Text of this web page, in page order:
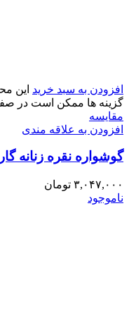
افزودن به سبد خرید این
گزینه ها ممکن است در
مقایسه
افزودن به علاقه مندی
گوشواره نقره زنانه
۳,۰۴۷,۰۰۰ تومان
ناموجود